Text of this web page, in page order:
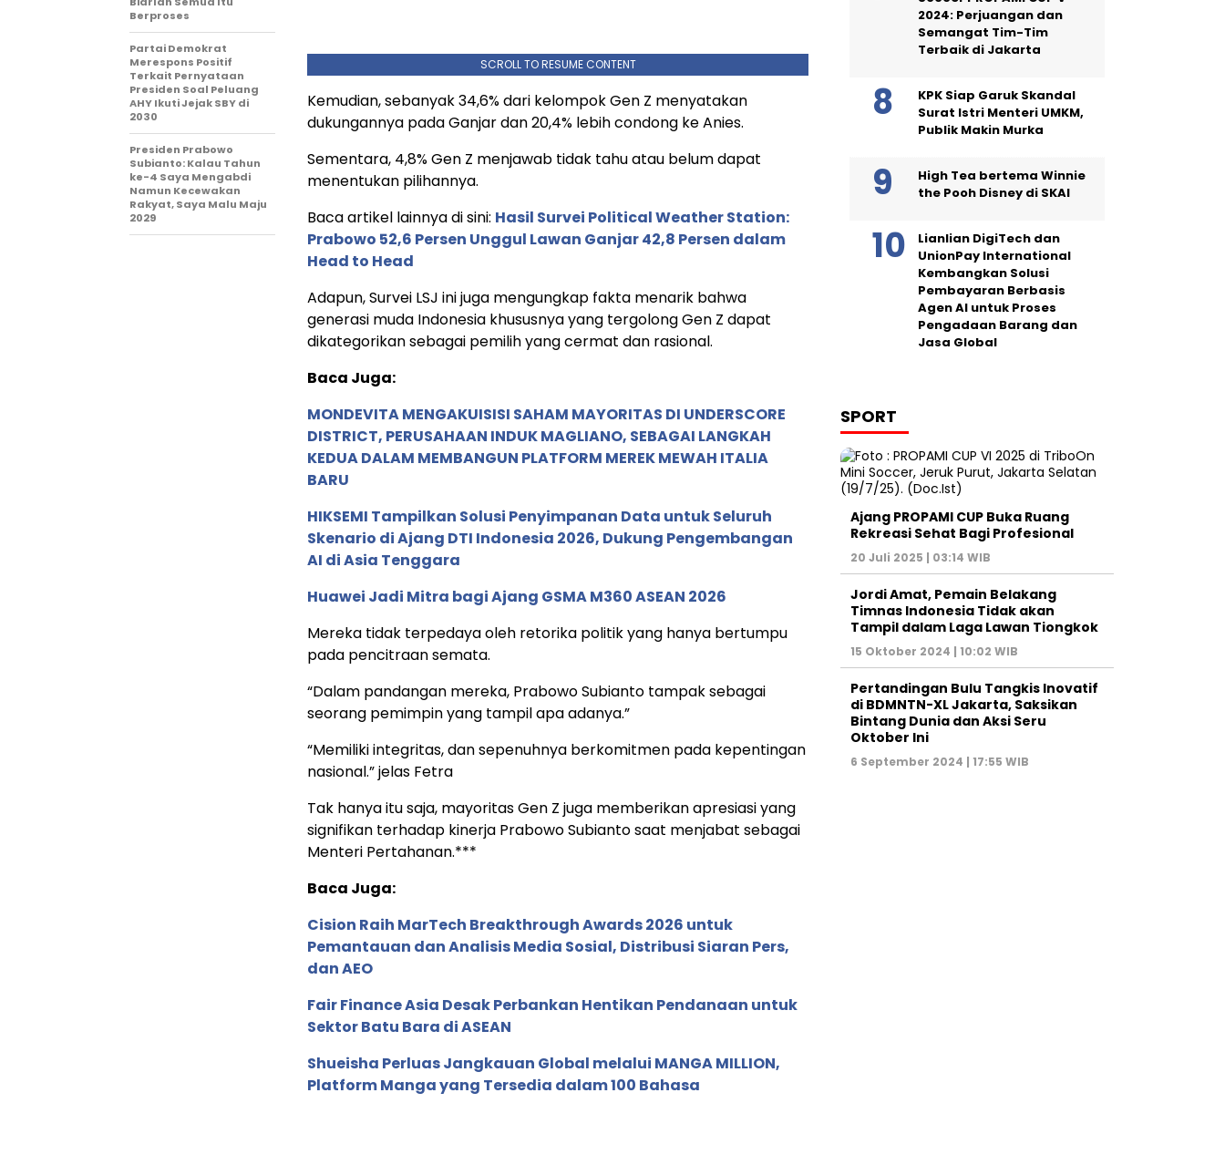
SCROLL TO RESUME CONTENT
Kemudian, sebanyak 34,6% dari kelompok Gen Z menyatakan
dukungannya pada Ganjar dan 20,4% lebih condong ke Anies.
Sementara, 4,8% Gen Z menjawab tidak tahu atau belum dapat
menentukan pilihannya.
Baca artikel lainnya di sini: Hasil Survei Political Weather Station:
Prabowo 52,6 Persen Unggul Lawan Ganjar 42,8 Persen dalam
Head to Head
Adapun, Survei LSJ ini juga mengungkap fakta menarik bahwa
generasi muda Indonesia khususnya yang tergolong Gen Z dapat
dikategorikan sebagai pemilih yang cermat dan rasional.
Baca Juga:
MONDEVITA MENGAKUISISI SAHAM MAYORITAS DI UNDERSCORE
DISTRICT, PERUSAHAAN INDUK MAGLIANO, SEBAGAI LANGKAH
KEDUA DALAM MEMBANGUN PLATFORM MEREK MEWAH ITALIA
BARU
HIKSEMI Tampilkan Solusi Penyimpanan Data untuk Seluruh
Skenario di Ajang DTI Indonesia 2026, Dukung Pengembangan
AI di Asia Tenggara
Huawei Jadi Mitra bagi Ajang GSMA M360 ASEAN 2026
Mereka tidak terpedaya oleh retorika politik yang hanya bertumpu
pada pencitraan semata.
“Dalam pandangan mereka, Prabowo Subianto tampak sebagai
seorang pemimpin yang tampil apa adanya.”
“Memiliki integritas, dan sepenuhnya berkomitmen pada kepentingan
nasional.” jelas Fetra
Tak hanya itu saja, mayoritas Gen Z juga memberikan apresiasi yang
signifikan terhadap kinerja Prabowo Subianto saat menjabat sebagai
Menteri Pertahanan.***
Baca Juga:
Cision Raih MarTech Breakthrough Awards 2026 untuk
Pemantauan dan Analisis Media Sosial, Distribusi Siaran Pers,
dan AEO
Fair Finance Asia Desak Perbankan Hentikan Pendanaan untuk
Sektor Batu Bara di ASEAN
Shueisha Perluas Jangkauan Global melalui MANGA MILLION,
Platform Manga yang Tersedia dalam 100 Bahasa
Berproses
Partai Demokrat
Merespons Positif
Terkait Pernyataan
Presiden Soal Peluang
AHY Ikuti Jejak SBY di
2030
Presiden Prabowo
Subianto: Kalau Tahun
ke-4 Saya Mengabdi
Namun Kecewakan
Rakyat, Saya Malu Maju
2029
2024: Perjuangan dan
Semangat Tim-Tim
Terbaik di Jakarta
KPK Siap Garuk Skandal
Surat Istri Menteri UMKM,
Publik Makin Murka
High Tea bertema Winnie
the Pooh Disney di SKAI
Lianlian DigiTech dan
UnionPay International
Kembangkan Solusi
Pembayaran Berbasis
Agen AI untuk Proses
Pengadaan Barang dan
Jasa Global
SPORT
Ajang PROPAMI CUP Buka Ruang
Rekreasi Sehat Bagi Profesional
20 Juli 2025 | 03:14 WIB
Jordi Amat, Pemain Belakang
Timnas Indonesia Tidak akan
Tampil dalam Laga Lawan Tiongkok
15 Oktober 2024 | 10:02 WIB
Pertandingan Bulu Tangkis Inovatif
di BDMNTN-XL Jakarta, Saksikan
Bintang Dunia dan Aksi Seru
Oktober Ini
6 September 2024 | 17:55 WIB